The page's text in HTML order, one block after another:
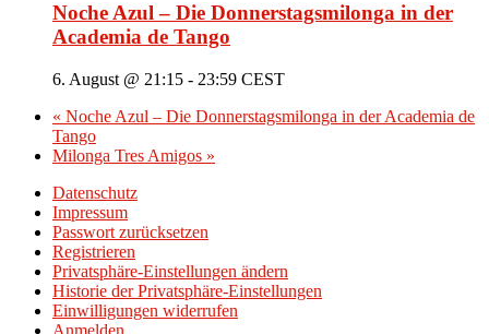
Noche Azul – Die Donnerstagsmilonga in der
Academia de Tango
6. August @ 21:15 - 23:59 CEST
« Noche Azul – Die Donnerstagsmilonga in der Academia de
Tango
Milonga Tres Amigos »
Datenschutz
Impressum
Passwort zurücksetzen
Registrieren
Privatsphäre-Einstellungen ändern
Historie der Privatsphäre-Einstellungen
Einwilligungen widerrufen
Anmelden